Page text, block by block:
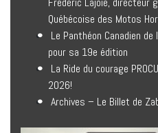
Québécoise des Motos
Le Panthéon Canadien
pour sa 19e édition
La Ride du courage
2026!
Archives – Le Billet de